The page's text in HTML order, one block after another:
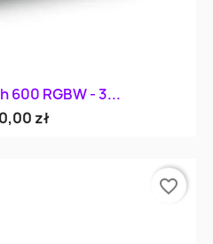
600 RGBW - 3...
zł
favorite_border